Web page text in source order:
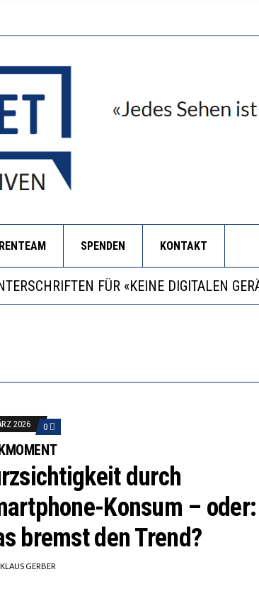
SPENDEN KONTAKT
HARMONISIERUNG IM
MEHR EVIDENZ UND WILL WISSEN, WAS
2026 0
durch
Konsum – oder:
bremst den Trend?
GERBER